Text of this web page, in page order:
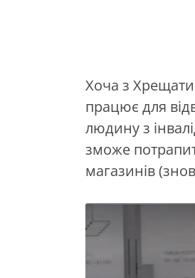
Хоча з
працює для
людину з
зможе
магазинів